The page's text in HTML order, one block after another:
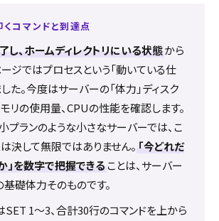
コマンドと到達点
、ホームディレクトリにいる状態から
ジではプロセスという「動いている仕
た。今度はサーバーの「体力」――ディスク
リの使用量、CPUの性能――を確認します。
ランのような小さなサーバーでは、こ
決して無限ではありません。 「今どれだ
」を数字で把握できることは、サーバー
礎体力そのものです。
SET 1〜3、合計30行のコマンドを上から